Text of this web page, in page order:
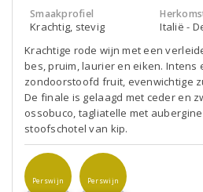
Smaakprofiel
Krachtig, stevig
Italië -
Krachtige rode wijn met een
bes, pruim, laurier en eiken. Intens
zondoorstoofd fruit, evenwichtige
De finale is gelaagd met ceder en
ossobuco, tagliatelle met
stoofschotel van kip.
Perswijn Perswijn